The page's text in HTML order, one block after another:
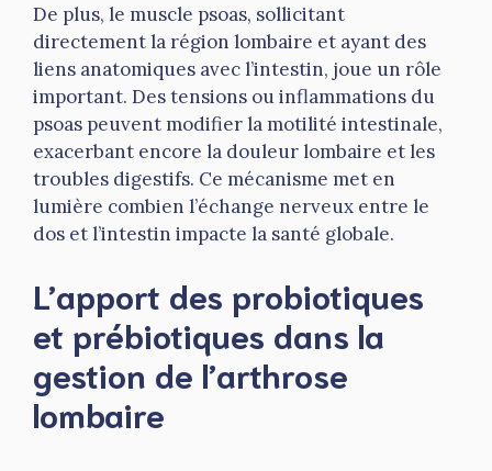
De plus, le muscle psoas, sollicitant
directement la région lombaire et ayant des
liens anatomiques avec l’intestin, joue un rôle
important. Des tensions ou inflammations du
psoas peuvent modifier la motilité intestinale,
exacerbant encore la douleur lombaire et les
troubles digestifs. Ce mécanisme met en
lumière combien l’échange nerveux entre le
dos et l’intestin impacte la santé globale.
L’apport des probiotiques
et prébiotiques dans la
gestion de l’arthrose
lombaire